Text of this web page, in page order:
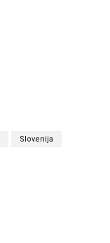
Slovenija